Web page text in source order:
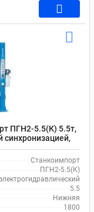
ПГН2-5.5(К) 5.5т,
синхронизацией,
Станкоимпорт
ПГН2-5.5(К)
электрогидравлический
5.5
Нижняя
1800